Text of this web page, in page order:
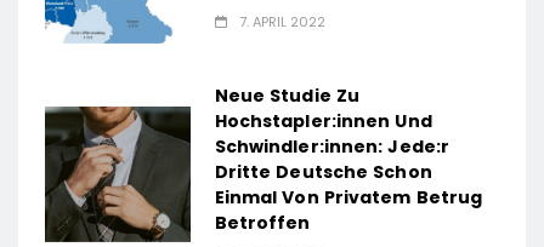
7. APRIL 2022
Neue Studie Zu
Hochstapler:innen Und
Schwindler:innen: Jede:r
Dritte Deutsche Schon
Einmal Von Privatem Betrug
Betroffen